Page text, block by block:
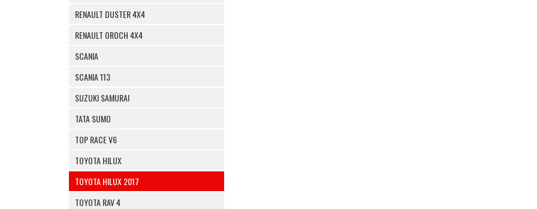
RENAULT DUSTER 4X4
RENAULT OROCH 4X4
SCANIA
SCANIA 113
SUZUKI SAMURAI
TATA SUMO
TOP RACE V6
TOYOTA HILUX
TOYOTA HILUX 2017
TOYOTA RAV 4